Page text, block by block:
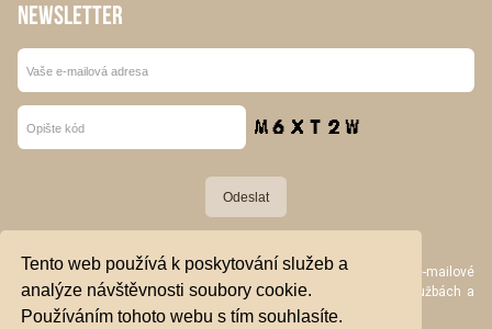
Tento web používá k poskytování služeb a
analýze návštěvnosti soubory cookie.
Používáním tohoto webu s tím souhlasíte.
NEWSLETTER
Stiskem tlačítka „Odeslat“ souhlasím se zpracováním své e-mailové
adresy za účelem zasílání obchodních sdělení o produktech, službách a
akcích společnosti Jakšovi - Rankl spol. s r.o.